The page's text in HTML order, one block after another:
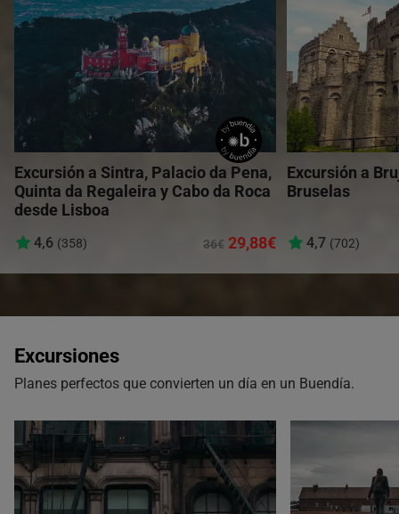
Excursión a Sintra, Palacio da Pena,
Quinta da Regaleira y Cabo da Roca
desde Lisboa
4,6 (358) 36€ 29,88€
Excursión a
Bruselas
4,7 (702)
Excursiones
Planes perfectos que convierten un día en un Buendía.